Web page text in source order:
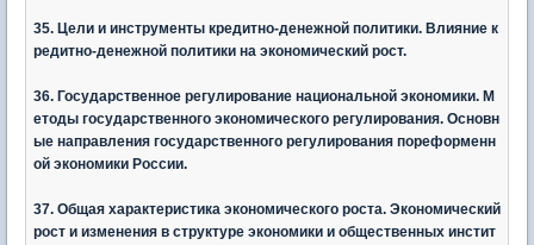
35. Цели и инструменты кредитно-денежной политики. Влияние к
редитно-денежной политики на экономический рост.
36. Государственное регулирование национальной экономики. М
етоды государственного экономического регулирования. Основн
ые направления государственного регулирования пореформенн
ой экономики России.
37. Общая характеристика экономического роста. Экономический
рост и изменения в структуре экономики и общественных инстит